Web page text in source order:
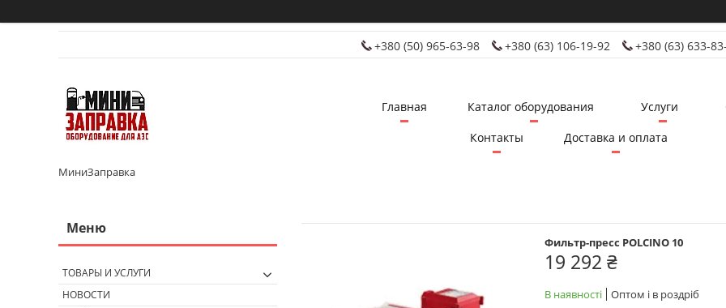
+380 (50) 965-63-98 +380 (63) 106-19-92 +380 (63) 633-
МиниЗаправка
Главная Каталог оборудования Услуги
Контакты
Доставка и оплата
Фильтр-пресс POLCINO 10
19 292 ₴
В наявності Оптом і в роздріб
ТОВАРЫ И УСЛУГИ
НОВОСТИ